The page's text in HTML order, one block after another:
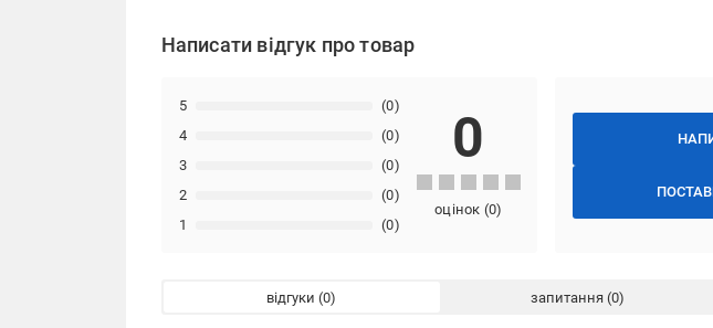
Написати відгук про товар
1 (0)
2 (0)
3 (0)
4 (0)
5 (0)
0
оцінок (0)
відгуки запитання